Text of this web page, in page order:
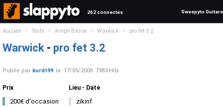
262 connectés Sweepyto Guitare
Accueil > Tests > Ampli Basse > Warwick > pro fet 3.2
Warwick - pro fet 3.2
Publié par kurdt99 le 17/05/2008 7983 Hits
Prix
200€ d'occasion
Lieu - Date
zikinf